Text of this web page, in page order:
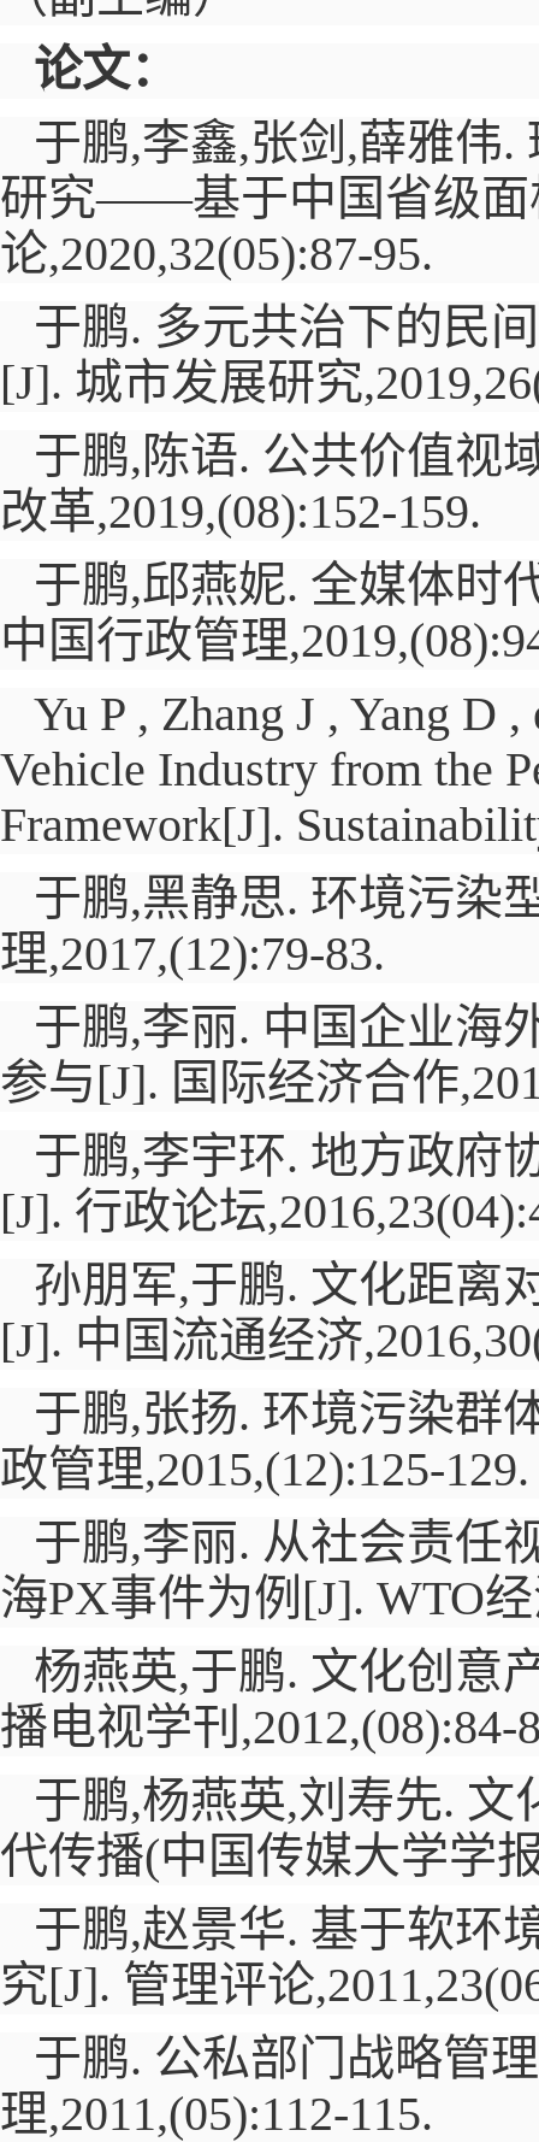
论文：
于鹏,李鑫,张剑,薛雅伟
研究——基于中国省级面
论,2020,32(05):87-95.
于鹏. 多元共治下的民
[J]. 城市发展研究,2019,
于鹏,陈语. 公共价值视
改革,2019,(08):152-159.
于鹏,邱燕妮. 全媒体时
中国行政管理,2019,
Yu P , Zhang J , Yang D
Vehicle Industry from the
Framework[J].
于鹏,黑静思. 环境污染
理,2017,(12):79-83.
于鹏,李丽. 中国企业海
参与[J]. 国际经济合作,
于鹏,李宇环. 地方政府
[J]. 行政论坛,2016,
孙朋军,于鹏. 文化距离
[J]. 中国流通经济,2016,
于鹏,张扬. 环境污染群
政管理,2015,(12):125-129.
于鹏,李丽. 从社会责
海PX事件为例 [J]. WTO
杨燕英,于鹏. 文化创意
播电视学刊,2012,(08):84-
于鹏,杨燕英,刘寿先.
代传播(中国传媒大学学
于鹏,赵景华. 基于软环
究[J]. 管理评论,2011,
于鹏. 公私部门战略管
理,2011,(05):112-115.